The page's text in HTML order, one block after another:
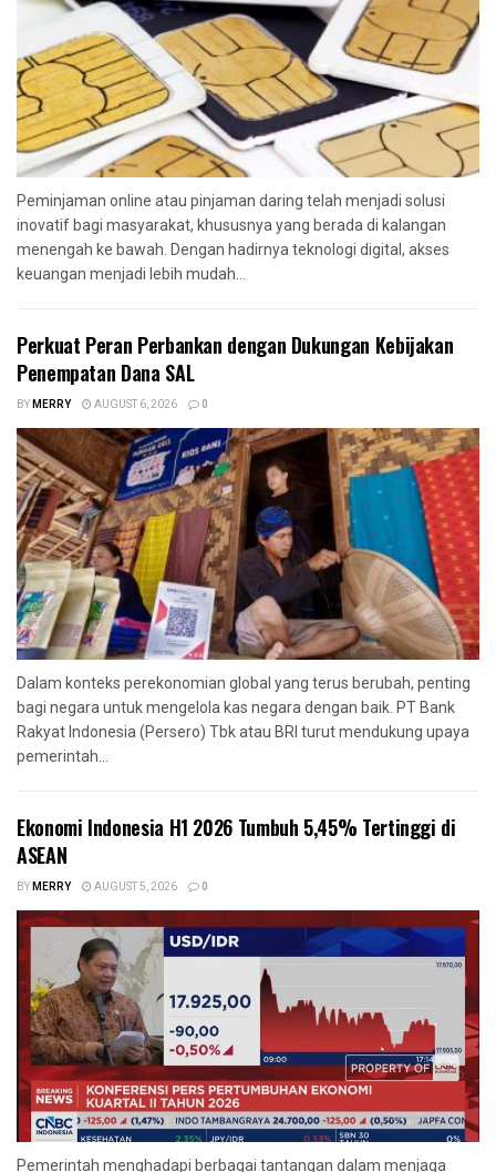
Peminjaman online atau pinjaman daring telah menjadi solusi
inovatif bagi masyarakat, khususnya yang berada di kalangan
menengah ke bawah. Dengan hadirnya teknologi digital, akses
keuangan menjadi lebih mudah...
Perkuat Peran Perbankan dengan Dukungan Kebijakan
Penempatan Dana SAL
BYMERRY AUGUST 6, 2026 0
Dalam konteks perekonomian global yang terus berubah, penting
bagi negara untuk mengelola kas negara dengan baik. PT Bank
Rakyat Indonesia (Persero) Tbk atau BRI turut mendukung upaya
pemerintah...
Ekonomi Indonesia H1 2026 Tumbuh 5,45% Tertinggi di
ASEAN
BYMERRY AUGUST 5, 2026 0
Pemerintah menghadapi berbagai tantangan dalam menjaga